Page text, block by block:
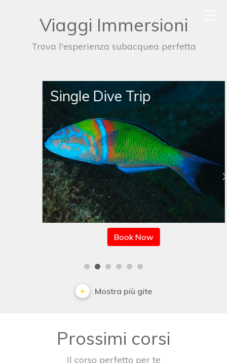
Viaggi Immersioni
Trova l'esperienza subacquea perfetta
Single Dive Trip
Book Now
Mostra più gite
Prossimi corsi
Il corso perfetto per te